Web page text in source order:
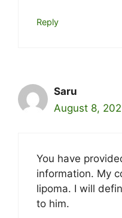
Reply
Saru
August 8,
You have
information. My
lipoma. I will
to him.